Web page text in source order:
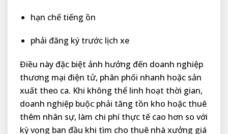
hạn chế tiếng ồn
phải đăng ký trước lịch xe
Điều này đặc biệt ảnh hưởng đến doanh nghiệp
thương mại điện tử, phân phối nhanh hoặc sản
xuất theo ca. Khi không thể linh hoạt thời gian,
doanh nghiệp buộc phải tăng tồn kho hoặc thuê
thêm nhân sự, làm chi phí thực tế cao hơn so với
kỳ vọng ban đầu khi tìm cho thuê nhà xưởng giá